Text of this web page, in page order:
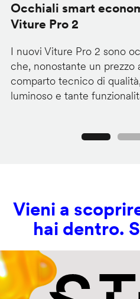
Occhiali smart
Viture Pro 2
I nuovi Viture Pro 2 sono
che, nonostante un prezzo
comparto tecnico di
luminoso e tante
Vieni a
hai dentro.